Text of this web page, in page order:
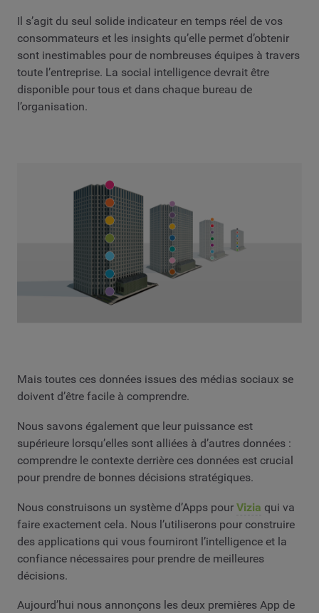
Il s’agit du seul solide indicateur en temps réel de vos
consommateurs et les insights qu’elle permet d’obtenir
sont inestimables pour de nombreuses équipes à travers
toute l’entreprise. La social intelligence devrait être
disponible pour tous et dans chaque bureau de
l’organisation.
Mais toutes ces données issues des médias sociaux se
doivent d’être facile à comprendre.
Nous savons également que leur puissance est
supérieure lorsqu’elles sont alliées à d’autres données :
comprendre le contexte derrière ces données est crucial
pour prendre de bonnes décisions stratégiques.
Nous construisons un système d’Apps pour Vizia qui va
faire exactement cela. Nous l’utiliserons pour construire
des applications qui vous fourniront l’intelligence et la
confiance nécessaires pour prendre de meilleures
décisions.
Aujourd’hui nous annonçons les deux premières App de